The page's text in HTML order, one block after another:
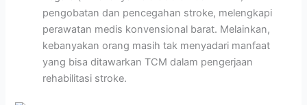
pengobatan dan pencegahan stroke, melengkapi
perawatan medis konvensional barat. Melainkan,
kebanyakan orang masih tak menyadari manfaat
yang bisa ditawarkan TCM dalam pengerjaan
rehabilitasi stroke.